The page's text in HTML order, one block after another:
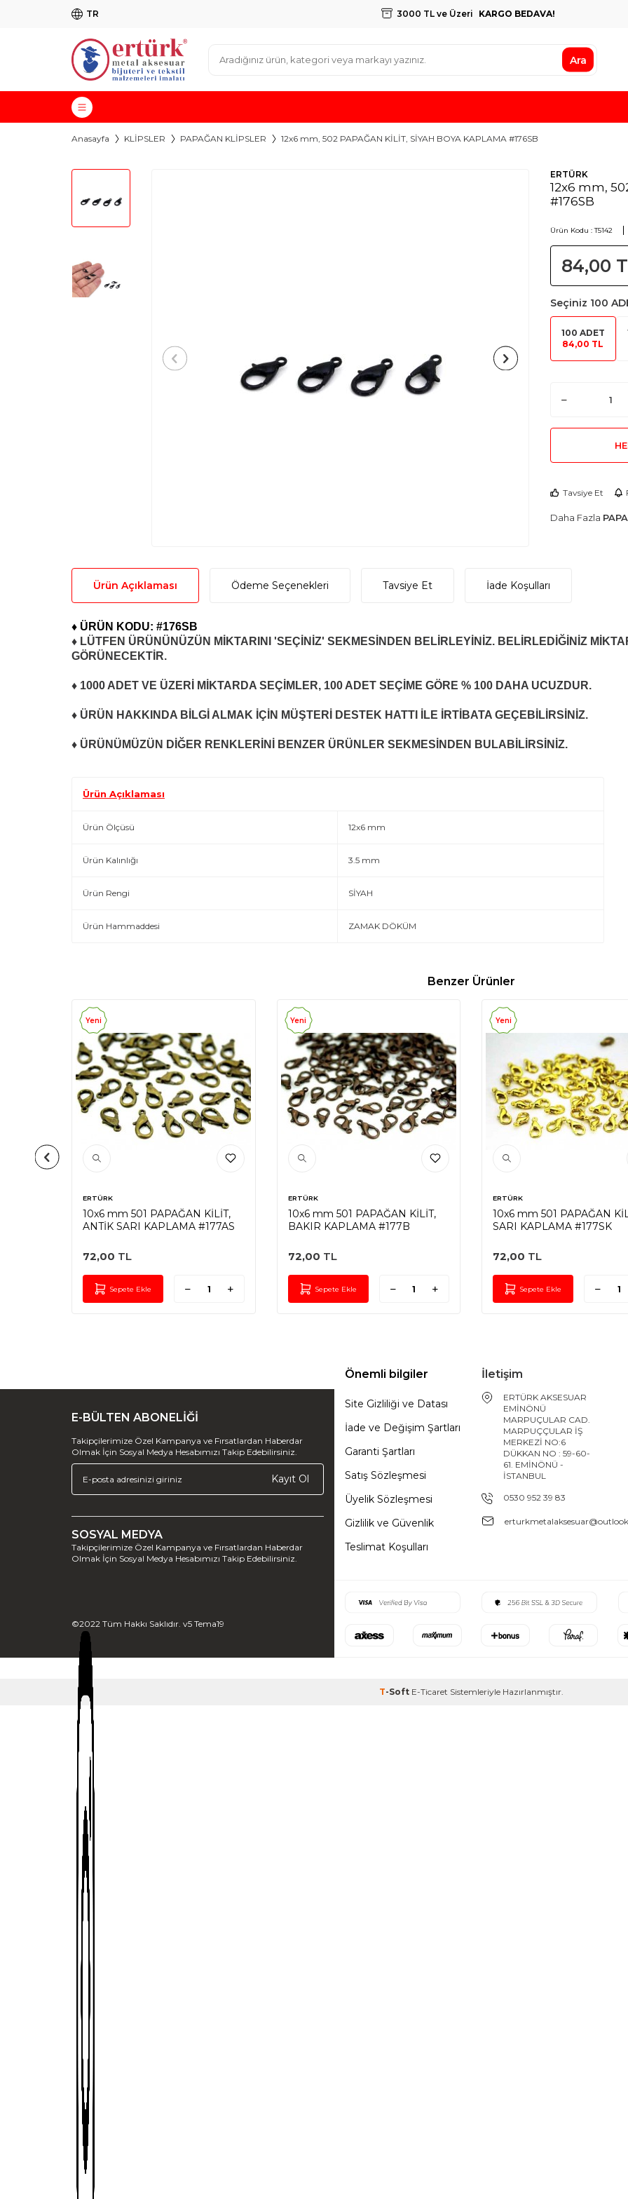
TR 3000 TL ve Üzeri KARGO BEDAVA!
Ara
Anasayfa KLİPSLER PAPAĞAN KLİPSLER 12x6 mm, 502 PAPAĞAN KİLİT, SİYAH BOYA KAPLAMA #176SB
ERTÜRK
12x6 mm,
#176SB
Ürün Kodu :T5142
84,00
Seçiniz 100
100 ADET
84,00 TL
Tavsiye Et
Daha Fazla
Ürün Açıklaması Ödeme Seçenekleri Tavsiye Et İade Koşulları
♦ ÜRÜN KODU: #176SB
♦ LÜTFEN ÜRÜNÜNÜZÜN MİKTARINI 'SEÇİNİZ' SEKMESİNDEN BELİRLEYİNİZ. BELİRLEDİĞİNİZ
GÖRÜNECEKTİR.
♦ 1000 ADET VE ÜZERİ MİKTARDA SEÇİMLER, 100 ADET SEÇİME GÖRE % 100 DAHA UCUZDUR.
♦ ÜRÜN HAKKINDA BİLGİ ALMAK İÇİN MÜŞTERİ DESTEK HATTI İLE İRTİBATA GEÇEBİLİRSİNİZ.
♦ ÜRÜNÜMÜZÜN DİĞER RENKLERİNİ BENZER ÜRÜNLER SEKMESİNDEN BULABİLİRSİNİZ.
Ürün Açıklaması
Ürün Ölçüsü 12x6 mm
Ürün Kalınlığı 3.5 mm
Ürün Rengi SİYAH
Ürün Hammaddesi ZAMAK DÖKÜM
Benzer Ürünler
Yeni
ERTÜRK
10x6 mm 501 PAPAĞAN KİLİT,
ANTİK SARI KAPLAMA #177AS
72,00 TL
Sepete Ekle
Yeni
ERTÜRK
10x6 mm 501 PAPAĞAN KİLİT,
BAKIR KAPLAMA #177B
72,00 TL
Sepete Ekle
Yeni
ERTÜRK
10x6 mm 501 PAPAĞAN
SARI KAPLAMA #177SK
72,00 TL
Sepete Ekle
E-BÜLTEN ABONELİĞİ
Takipçilerimize Özel Kampanya ve Fırsatlardan Haberdar
Olmak İçin Sosyal Medya Hesabımızı Takip Edebilirsiniz.
Kayıt Ol
SOSYAL MEDYA
Takipçilerimize Özel Kampanya ve Fırsatlardan Haberdar
Olmak İçin Sosyal Medya Hesabımızı Takip Edebilirsiniz.
©2022 Tüm Hakkı Saklıdır. v5 Tema19
Önemli bilgiler
Site Gizliliği ve Datası
İade ve Değişim Şartları
Garanti Şartları
Satış Sözleşmesi
Üyelik Sözleşmesi
Gizlilik ve Güvenlik
Teslimat Koşulları
İletişim
ERTÜRK AKSESUAR
EMİNÖNÜ
MARPUÇULAR CAD.
MARPUÇÇULAR İŞ
MERKEZİ NO:6
DÜKKAN NO : 59-60-
61. EMİNÖNÜ -
İSTANBUL
0530 952 39 83
T-Soft E-Ticaret Sistemleriyle Hazırlanmıştır.